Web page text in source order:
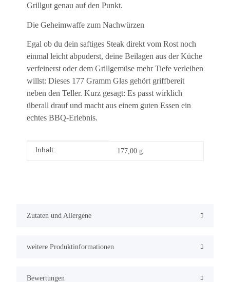
Grillgut genau auf den Punkt.
Die Geheimwaffe zum Nachwürzen
Egal ob du dein saftiges Steak direkt vom Rost noch
einmal leicht abpuderst, deine Beilagen aus der Küche
verfeinerst oder dem Grillgemüse mehr Tiefe verleihen
willst: Dieses 177 Gramm Glas gehört griffbereit
neben den Teller. Kurz gesagt: Es passt wirklich
überall drauf und macht aus einem guten Essen ein
echtes BBQ-Erlebnis.
Produkteigenschaft
Wert
Inhalt: 177,00 g
Zutaten und Allergene
weitere Produktinformationen
Bewertungen